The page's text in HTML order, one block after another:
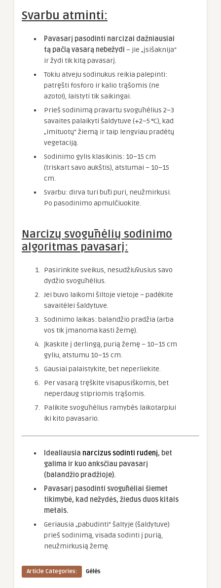
Svarbu atminti:
Pavasarį pasodinti narcizai dažniausiai
tą pačią vasarą nebežydi – jie „įsišaknija“
ir žydi tik kitą pavasarį.
Tokiu atveju sodinukus reikia palepinti:
patręšti fosforo ir kalio trąšomis (ne
azoto!), laistyti tik saikingai.
Prieš sodinimą pravartu svogūnėlius 2–3
savaites palaikyti šaldytuve (+2–5 °C), kad
„imituotų“ žiemą ir taip lengviau pradėtų
vegetaciją.
Sodinimo gylis klasikinis: 10–15 cm
(triskart savo aukštis), atstumai – 10–15
cm.
Svarbu: dirva turi būti puri, neužmirkusi.
Po pasodinimo apmulčiuokite.
Narcizų svogūnėlių sodinimo
algoritmas pavasarį:
Pasirinkite sveikus, nesudžiūvusius savo
dydžio svogūnėlius.
Jei buvo laikomi šiltoje vietoje – padėkite
savaitėlei šaldytuve.
Sodinimo laikas: balandžio pradžia (arba
vos tik įmanoma kasti žemę).
Įkaskite į derlingą, purią žemę – 10–15 cm
gyliu, atstumu 10–15 cm.
Gausiai palaistykite, bet neperliekite.
Per vasarą tręškite visapusiškomis, bet
neperdaug stipriomis trąšomis.
Palikite svogūnėlius ramybės laikotarpiui
iki kito pavasario.
Idealiausia narcizus sodinti rudenį, bet
galima ir kuo anksčiau pavasarį
(balandžio pradžioje).
Pavasarį pasodinti svogūnėliai šiemet
tikimybė, kad nežydės, žiedus duos kitais
metais.
Geriausia „pabudinti“ šaltyje (šaldytuve)
prieš sodinimą, visada sodinti į purią,
neužmirkusią žemę.
Article Categories: Gėlės